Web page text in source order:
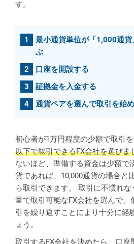
す。
最小通貨単位が「1,000通
ぶ
口座を開設する
証拠金を入金する
通貨ペアを選んで取引を始
初心者が1万円程度の少額で取引を
以下で取引できるFX会社を選びま
ないほど、準備する資金は少額で
貨であれば、10,000通貨の場合と
ら取引できます。 取引に不慣れ
量で取引可能なFX会社を選んで、
引を繰り返すことにより十分に経
ょう。
取引するFX会社を決めたら、口座